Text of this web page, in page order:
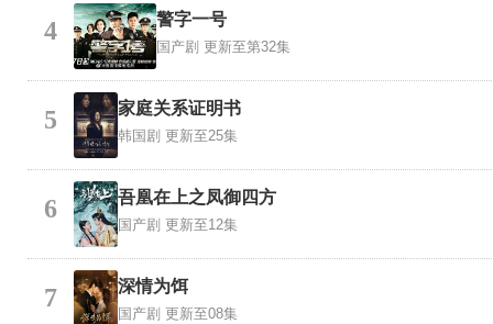
4 警字一号
国产剧 更新至第32集
5 家庭关系证明书
韩国剧 更新至25集
6 吾凰在上之凤御四方
国产剧 更新至12集
7 深情为饵
国产剧 更新至08集